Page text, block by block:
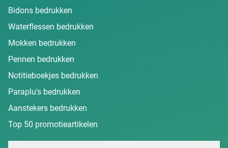
Bidons bedrukken
Waterflessen bedrukken
Mokken bedrukken
Pennen bedrukken
Notitieboekjes bedrukken
Paraplu's bedrukken
Aanstekers bedrukken
Top 50 promotieartikelen